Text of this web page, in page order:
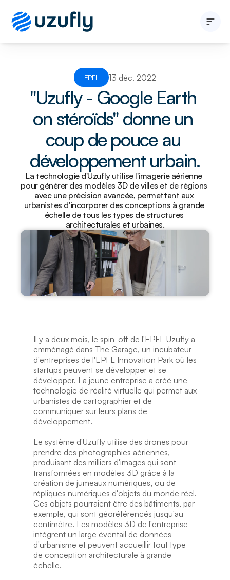
Entité publique
Solutions
A propos
Blogs
Nous contacter
EPFL 13 déc. 2022
"Uzufly - Google Earth
on stéroïds" donne un
coup de pouce au
développement urbain.
La technologie d'Uzufly utilise l'imagerie aérienne
pour générer des modèles 3D de villes et de régions
avec une précision avancée, permettant aux
urbanistes d'incorporer des conceptions à grande
échelle de tous les types de structures
architecturales et urbaines.
Il y a deux mois, le spin-off de l'EPFL Uzufly a
emménagé dans The Garage, un incubateur
d'entreprises de l'EPFL Innovation Park où les
startups peuvent se développer et se
développer. La jeune entreprise a créé une
technologie de réalité virtuelle qui permet aux
urbanistes de cartographier et de
communiquer sur leurs plans de
développement.
Le système d'Uzufly utilise des drones pour
prendre des photographies aériennes,
produisant des milliers d'images qui sont
transformées en modèles 3D grâce à la
création de jumeaux numériques, ou de
répliques numériques d'objets du monde réel.
Ces objets pourraient être des bâtiments, par
exemple, qui sont géoréférencés jusqu'au
centimètre. Les modèles 3D de l'entreprise
intègrent un large éventail de données
d'urbanisme et peuvent accueillir tout type
de conception architecturale à grande
échelle.